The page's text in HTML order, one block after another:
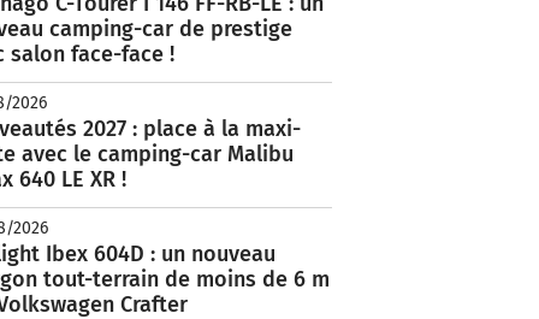
camping-car de prestige
salon face-face !
2026
2027 : place à la maxi-
avec le camping-car Malibu
640 LE XR !
2026
Ibex 604D : un nouveau
tout-terrain de moins de 6 m
Crafter